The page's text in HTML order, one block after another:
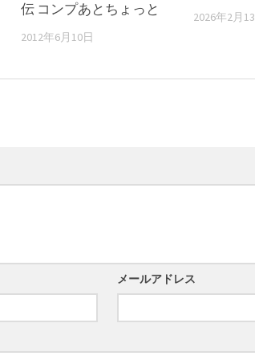
伝 コンプあとちょっと
2012年6月10日
2026年2月
メールアドレス